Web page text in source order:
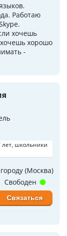
Работаю
хочешь
хорошо
-
лет, школьники
(Москва)
Свободен
Связаться